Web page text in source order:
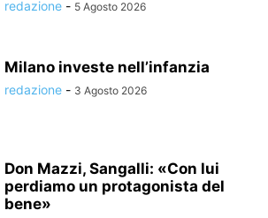
redazione - 5 Agosto 2026
Milano investe nell’infanzia
redazione - 3 Agosto 2026
Don Mazzi, Sangalli: «Con lui
perdiamo un protagonista del
bene»